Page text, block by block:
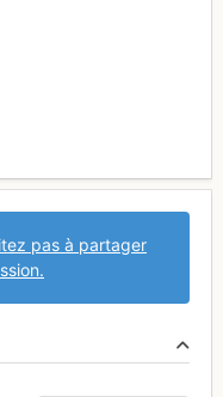
pas à partager